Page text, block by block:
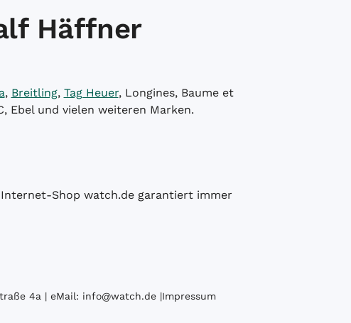
Häffner
, Breitling, Tag Heuer, Longines, Baume et
Ebel und vielen weiteren Marken.
Shop watch.de garantiert immer
4a | eMail: info@watch.de|Impressum